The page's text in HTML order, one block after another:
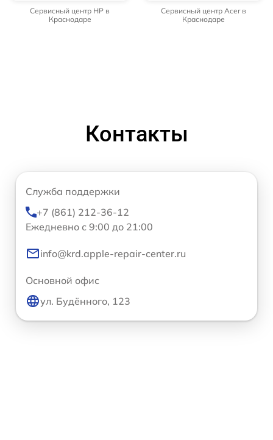
Сервисный центр HP в
Краснодаре
Сервисный центр Acer в
Краснодаре
Контакты
Служба поддержки
+7 (861) 212-36-12
Ежедневно с 9:00 до 21:00
info@krd.apple-repair-center.ru
Основной офис
ул. Будённого, 123